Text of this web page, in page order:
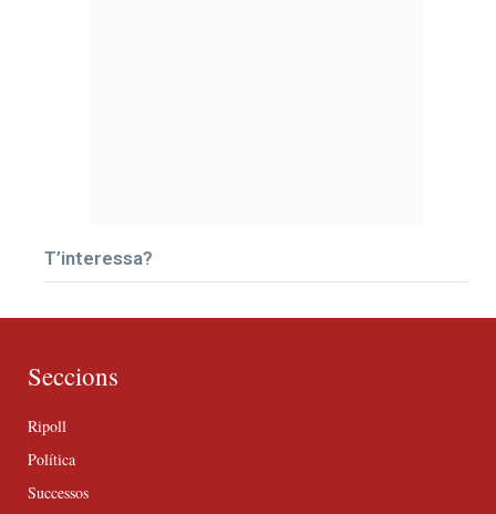
T’interessa?
Seccions
Ripoll
Política
Successos